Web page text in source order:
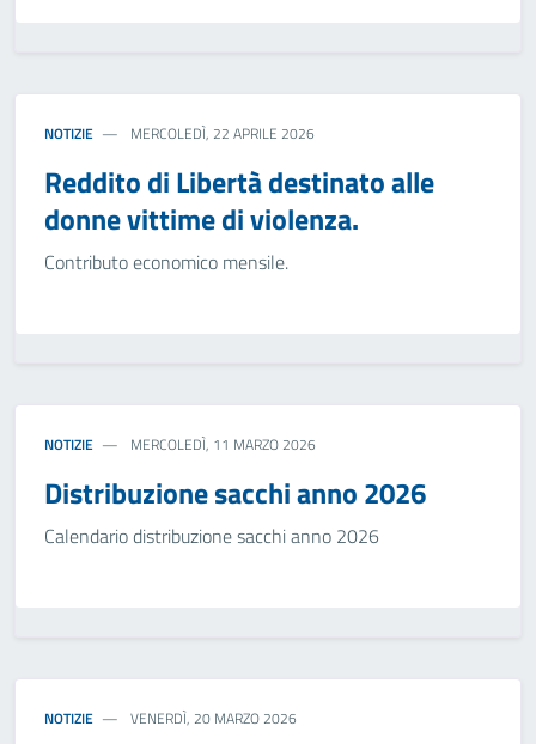
NOTIZIE MERCOLEDÌ, 22 APRILE 2026
Reddito di Libertà destinato alle
donne vittime di violenza.
Contributo economico mensile.
NOTIZIE MERCOLEDÌ, 11 MARZO 2026
Distribuzione sacchi anno 2026
Calendario distribuzione sacchi anno 2026
NOTIZIE VENERDÌ, 20 MARZO 2026